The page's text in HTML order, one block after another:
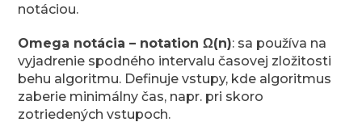
notáciou.
Omega notácia – notation Ω(n): sa používa na
vyjadrenie spodného intervalu časovej zložitosti
behu algoritmu. Definuje vstupy, kde algoritmus
zaberie minimálny čas, napr. pri skoro
zotriedených vstupoch.